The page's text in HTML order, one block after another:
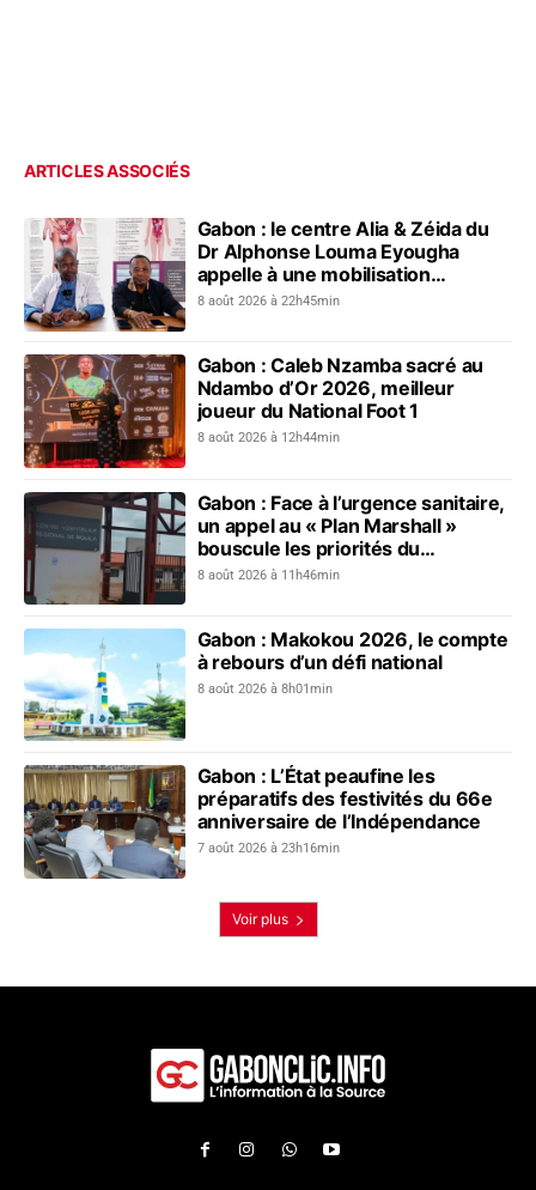
ARTICLES ASSOCIÉS
Gabon : le centre Alia & Zéida du
Dr Alphonse Louma Eyougha
appelle à une mobilisation
collective contre les addictions
8 août 2026 à 22h45min
Gabon : Caleb Nzamba sacré au
Ndambo d’Or 2026, meilleur
joueur du National Foot 1
8 août 2026 à 12h44min
Gabon : Face à l’urgence sanitaire,
un appel au « Plan Marshall »
bouscule les priorités du
gouvernement
8 août 2026 à 11h46min
Gabon : Makokou 2026, le compte
à rebours d’un défi national
8 août 2026 à 8h01min
Gabon : L’État peaufine les
préparatifs des festivités du 66e
anniversaire de l’Indépendance
7 août 2026 à 23h16min
Voir plus